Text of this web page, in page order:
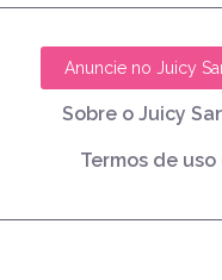
Anuncie no Juicy
Sobre o Juicy
Termos de